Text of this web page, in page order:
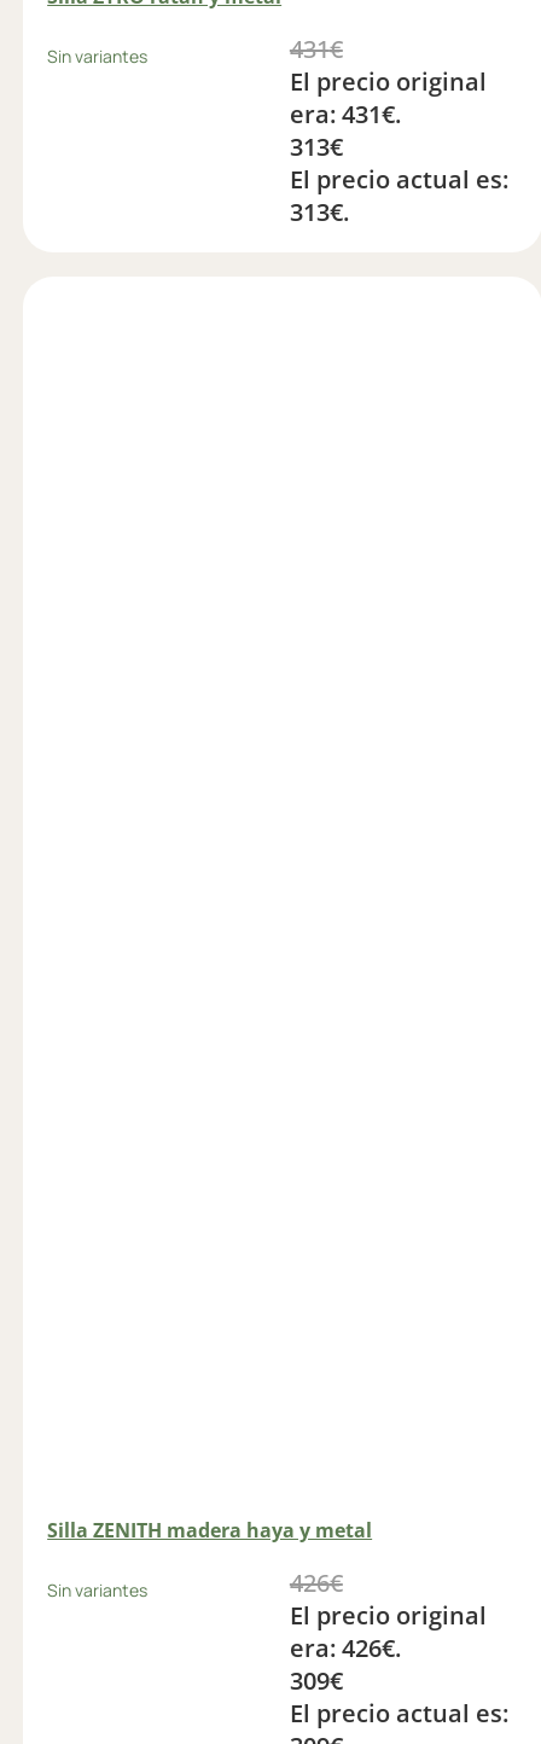
Sin variantes 431€
El precio original
era: 431€.
313€
El precio actual es:
313€.
Silla ZENITH madera haya y metal
Sin variantes 426€
El precio original
era: 426€.
309€
El precio actual es: